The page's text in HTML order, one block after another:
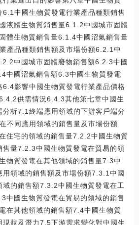
6.1中國生物質發電行業產品種類銷售
液體生物質銷售量6.1.2中國城市固體
體生物質銷售量6.1.4中國沼氣銷售量
產品種類銷售額及市場份額6.2.1中
中國城市固體廢物銷售額6.2.3中國
中國沼氣銷售額6.3中國生物質發電
6.4影響中國生物質發電行業產品價格
供需情況6.4.3其他第七章中國生
分析7.1終端應用領域的下游客戶端分
不同應用領域的銷售量及市場份額
住宅的領域的銷售量7.2.2中國生物質
售量7.2.3中國生物質發電在貿易的領
物質發電在其他領域的銷售量7.3中
用領域的銷售額及市場份額7.3.1中國
域的銷售額7.3.2中國生物質發電在工
中國生物質發電在貿易的領域的銷售
在其他領域的銷售額7.4中國生物質
現狀及潛力7.5下游需求變化對中國生